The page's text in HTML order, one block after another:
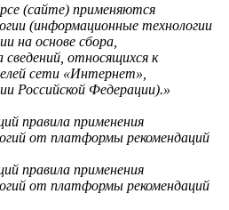
(сайте) применяются
(информационные технологии
на основе сбора,
относящихся к
сети «Интернет»,
Российской Федерации).»
правила применения
от платформы рекомендаций
правила применения
от платформы рекомендаций